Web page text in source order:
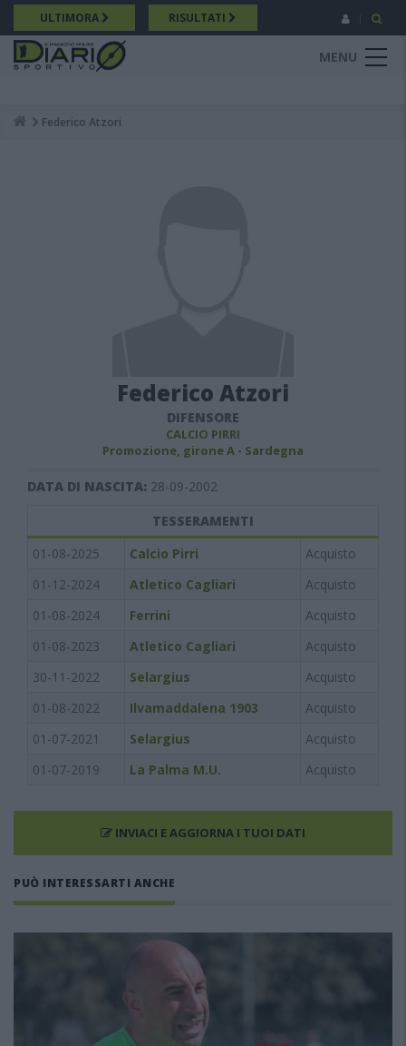
Salta
al
contenuto
principale
ULTIMORA RISULTATI
MENU
Breadcrumb
Federico Atzori
Federico Atzori
DIFENSORE
CALCIO PIRRI
Promozione, girone A - Sardegna
DATA DI NASCITA: 28-09-2002
TESSERAMENTI
01-08-2025
Calcio Pirri
Acquisto
01-12-2024
Atletico Cagliari
Acquisto
01-08-2024
Ferrini
Acquisto
01-08-2023
Atletico Cagliari
Acquisto
30-11-2022
Selargius
Acquisto
01-08-2022
Ilvamaddalena 1903
Acquisto
01-07-2021
Selargius
Acquisto
01-07-2019
La Palma M.U. Acquisto
INVIACI E AGGIORNA I TUOI DATI
PUÒ INTERESSARTI ANCHE